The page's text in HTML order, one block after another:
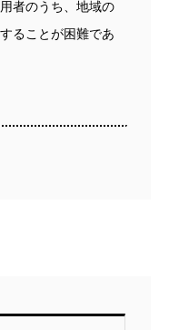
者のうち、地域の
ることが困難であ